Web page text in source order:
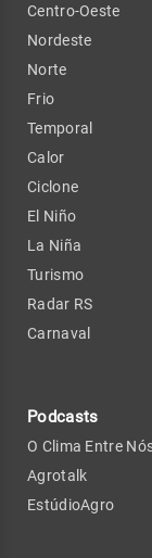
Centro-Oeste
Nordeste
Norte
Frio
Temporal
Calor
Ciclone
El Niño
La Niña
Turismo
Radar RS
Carnaval
Podcasts
O Clima Entre
Agrotalk
EstúdioAgro